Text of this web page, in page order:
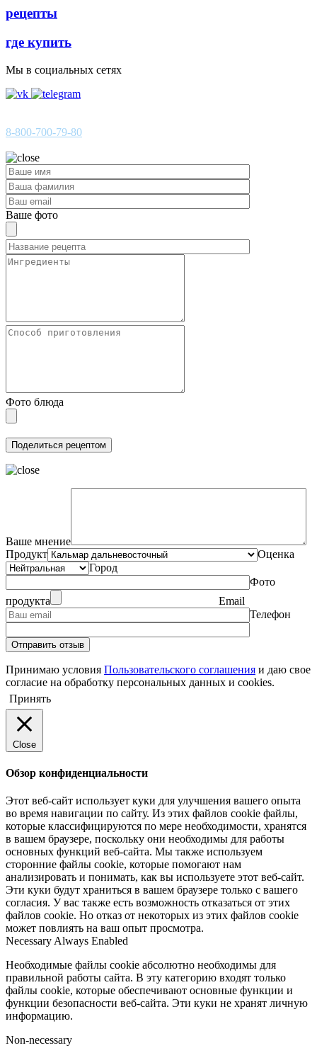
рецепты
где купить
Мы в социальных сетях
8-800-700-79-80
Ваше фото
Фото блюда
Ваше мнение
Продукт
Оценка
Город
Фото
продукта
Email
Телефон
Принимаю условия Пользовательского соглашения и даю свое
согласие на обработку персональных данных и cookies.
Принять
Close
Обзор конфиденциальности
Этот веб-сайт использует куки для улучшения вашего опыта
во время навигации по сайту. Из этих файлов cookie файлы,
которые классифицируются по мере необходимости, хранятся
в вашем браузере, поскольку они необходимы для работы
основных функций веб-сайта. Мы также используем
сторонние файлы cookie, которые помогают нам
анализировать и понимать, как вы используете этот веб-сайт.
Эти куки будут храниться в вашем браузере только с вашего
согласия. У вас также есть возможность отказаться от этих
файлов cookie. Но отказ от некоторых из этих файлов cookie
может повлиять на ваш опыт просмотра.
Necessary Always Enabled
Необходимые файлы cookie абсолютно необходимы для
правильной работы сайта. В эту категорию входят только
файлы cookie, которые обеспечивают основные функции и
функции безопасности веб-сайта. Эти куки не хранят личную
информацию.
Non-necessary